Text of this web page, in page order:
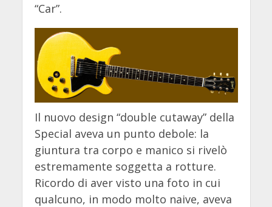
“Car”.
Il nuovo design “double cutaway” della
Special aveva un punto debole: la
giuntura tra corpo e manico si rivelò
estremamente soggetta a rotture.
Ricordo di aver visto una foto in cui
qualcuno, in modo molto naive, aveva